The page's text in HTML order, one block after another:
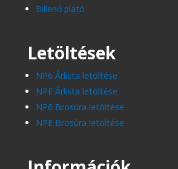
Billenő plató​
Letöltések
NP6 Árlista letöltése
NPE Árlista letöltése
NP6 Brosúra letöltése
NPE Brosúra letöltése